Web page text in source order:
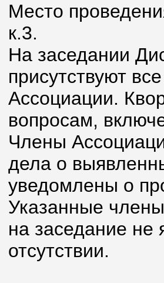
Место
к.3.
На заседании
присутствуют
Ассоциации.
вопросам,
Члены
дела о
уведомлены о
Указанные
на заседание не
отсутствии.